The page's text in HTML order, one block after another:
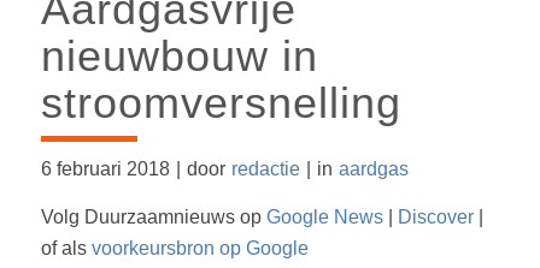
nieuwbouw in
stroomversnelling
6 februari 2018 door redactie in aardgas
Volg Duurzaamnieuws op Google News| Discover|
of als voorkeursbron op Google